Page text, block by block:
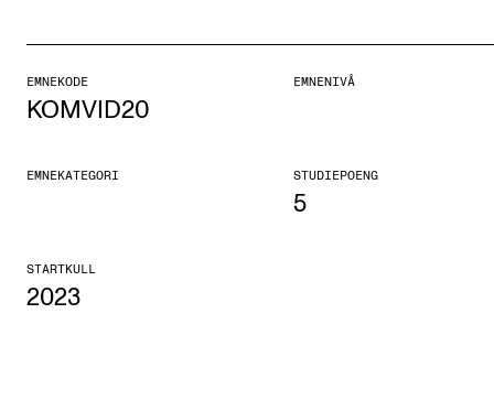
Talentutvikling
STUDENTLIV
Fagmiljøer
EMNEKODE
KOMVID20
EMNENIVÅ
EMNEKATEGORI STUDIEPOENG
5
STARTKULL
2023